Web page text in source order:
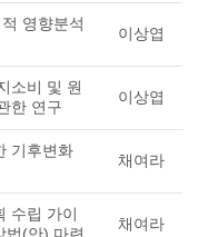
영향분석
이상엽
소비 및 원
한 연구
이상엽
기후변화
채여라
수립 가이
채여라